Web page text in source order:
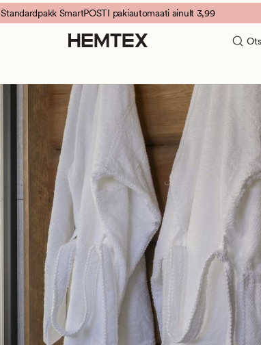
Standardpakk SmartPOSTI pakiautomaati ainult 3,99